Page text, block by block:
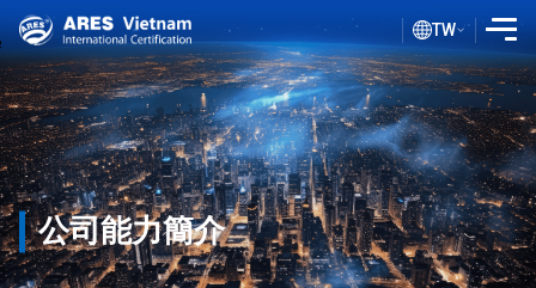
介紹
服務
評估流程
公共文件
TW
首頁 公司能力簡介
公司能力簡介